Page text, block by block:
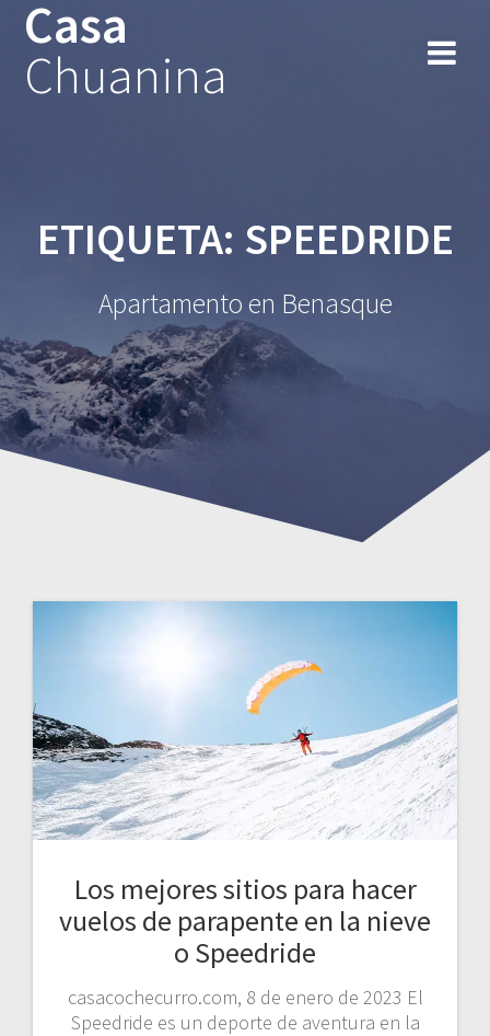
Casa
Chuanina
ETIQUETA: SPEEDRIDE
Apartamento en Benasque
Los mejores sitios para hacer
vuelos de parapente en la nieve
o Speedride
casacochecurro.com, 8 de enero de 2023 El
Speedride es un deporte de aventura en la